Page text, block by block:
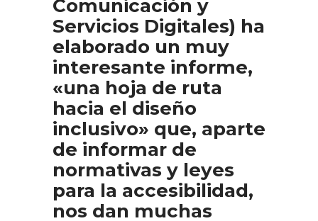
Comunicación y
Servicios Digitales) ha
elaborado un muy
interesante informe,
«una hoja de ruta
hacia el diseño
inclusivo» que, aparte
de informar de
normativas y leyes
para la accesibilidad,
nos dan muchas